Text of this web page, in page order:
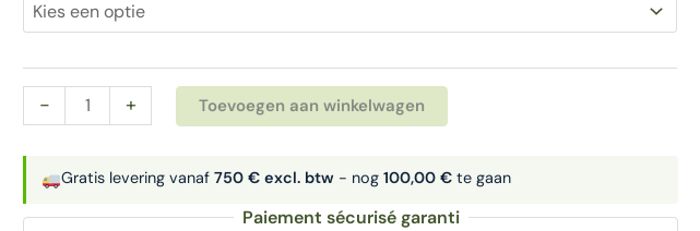
-
met
afgeronde
hoeken
|
+ Toevoegen aan winkelwagen
Paiement sécurisé garanti
Gratis levering vanaf750 € excl. btw - nog100,00 € te gaan